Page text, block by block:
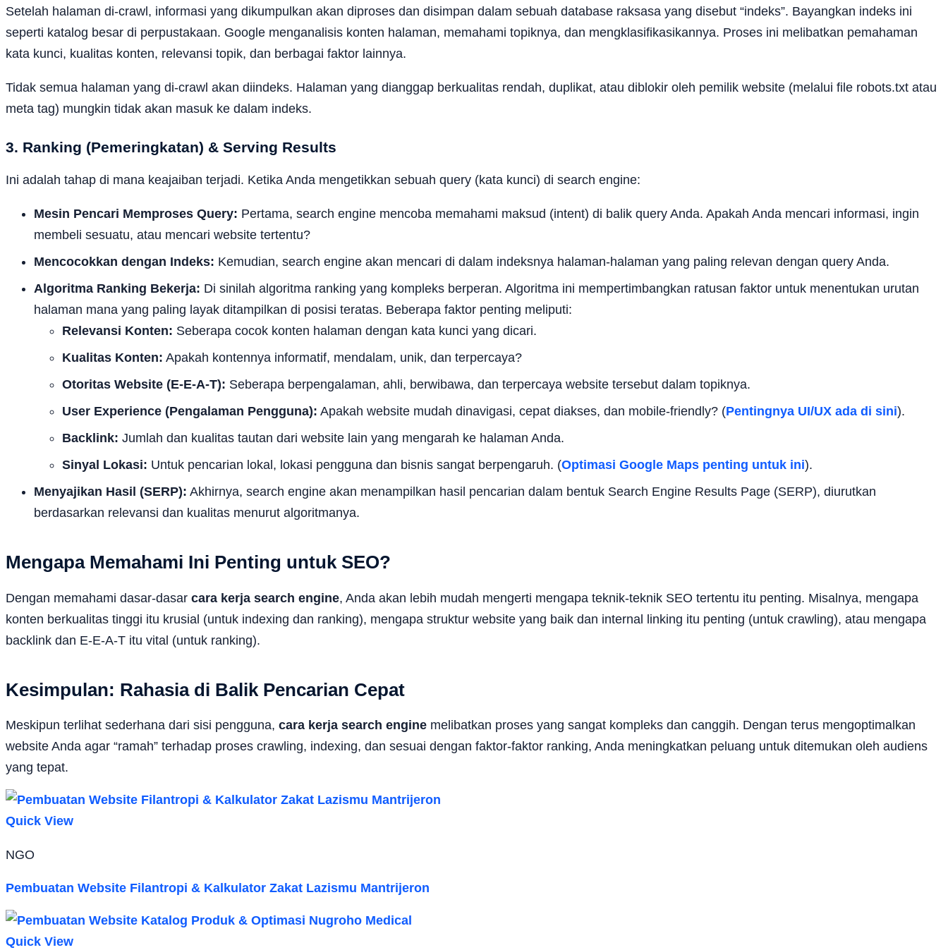
Setelah halaman di-crawl, informasi yang dikumpulkan akan diproses dan disimpan dalam sebuah database raksasa yang disebut “indeks”. Bayangkan indeks ini
seperti katalog besar di perpustakaan. Google menganalisis konten halaman, memahami topiknya, dan mengklasifikasikannya. Proses ini melibatkan pemahaman
kata kunci, kualitas konten, relevansi topik, dan berbagai faktor lainnya.
Tidak semua halaman yang di-crawl akan diindeks. Halaman yang dianggap berkualitas rendah, duplikat, atau diblokir oleh pemilik website (melalui file robots.txt atau
meta tag) mungkin tidak akan masuk ke dalam indeks.
3. Ranking (Pemeringkatan) & Serving Results
Ini adalah tahap di mana keajaiban terjadi. Ketika Anda mengetikkan sebuah query (kata kunci) di search engine:
Mesin Pencari Memproses Query: Pertama, search engine mencoba memahami maksud (intent) di balik query Anda. Apakah Anda mencari informasi, ingin
membeli sesuatu, atau mencari website tertentu?
Mencocokkan dengan Indeks: Kemudian, search engine akan mencari di dalam indeksnya halaman-halaman yang paling relevan dengan query Anda.
Algoritma Ranking Bekerja: Di sinilah algoritma ranking yang kompleks berperan. Algoritma ini mempertimbangkan ratusan faktor untuk menentukan urutan
halaman mana yang paling layak ditampilkan di posisi teratas. Beberapa faktor penting meliputi:
Relevansi Konten: Seberapa cocok konten halaman dengan kata kunci yang dicari.
Kualitas Konten: Apakah kontennya informatif, mendalam, unik, dan terpercaya?
Otoritas Website (E-E-A-T): Seberapa berpengalaman, ahli, berwibawa, dan terpercaya website tersebut dalam topiknya.
User Experience (Pengalaman Pengguna): Apakah website mudah dinavigasi, cepat diakses, dan mobile-friendly? (Pentingnya UI/UX ada di sini).
Backlink: Jumlah dan kualitas tautan dari website lain yang mengarah ke halaman Anda.
Sinyal Lokasi: Untuk pencarian lokal, lokasi pengguna dan bisnis sangat berpengaruh. (Optimasi Google Maps penting untuk ini).
Menyajikan Hasil (SERP): Akhirnya, search engine akan menampilkan hasil pencarian dalam bentuk Search Engine Results Page (SERP), diurutkan
berdasarkan relevansi dan kualitas menurut algoritmanya.
Mengapa Memahami Ini Penting untuk SEO?
Dengan memahami dasar-dasar cara kerja search engine, Anda akan lebih mudah mengerti mengapa teknik-teknik SEO tertentu itu penting. Misalnya, mengapa
konten berkualitas tinggi itu krusial (untuk indexing dan ranking), mengapa struktur website yang baik dan internal linking itu penting (untuk crawling), atau mengapa
backlink dan E-E-A-T itu vital (untuk ranking).
Kesimpulan: Rahasia di Balik Pencarian Cepat
Meskipun terlihat sederhana dari sisi pengguna, cara kerja search engine melibatkan proses yang sangat kompleks dan canggih. Dengan terus mengoptimalkan
website Anda agar “ramah” terhadap proses crawling, indexing, dan sesuai dengan faktor-faktor ranking, Anda meningkatkan peluang untuk ditemukan oleh audiens
yang tepat.
Quick View
NGO
Pembuatan Website Filantropi & Kalkulator Zakat Lazismu Mantrijeron
Quick View